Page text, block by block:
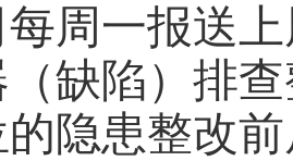
每周一报送
缺陷）排
的隐患整改